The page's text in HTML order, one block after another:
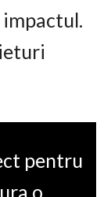
pentru
o